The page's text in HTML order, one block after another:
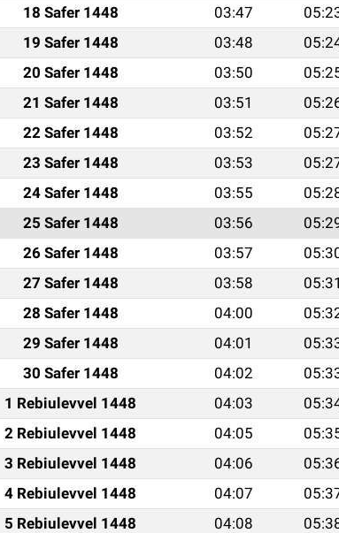
18 Safer 1448 03:47
19 Safer 1448 03:48
20 Safer 1448 03:50
21 Safer 1448 03:51
22 Safer 1448 03:52
23 Safer 1448 03:53
24 Safer 1448 03:55
25 Safer 1448 03:56
26 Safer 1448 03:57
27 Safer 1448 03:58 05:31
28 Safer 1448 04:00
29 Safer 1448 04:01
30 Safer 1448 04:02
1 Rebiulevvel 1448 04:03
2 Rebiulevvel 1448 04:05
3 Rebiulevvel 1448 04:06
4 Rebiulevvel 1448 04:07
5 Rebiulevvel 1448 04:08